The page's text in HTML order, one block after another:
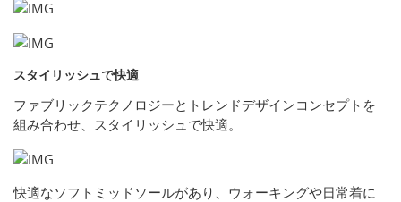
スタイリッシュで快適
ファブリックテクノロジーとトレンドデザインコンセプトを
組み合わせ、スタイリッシュで快適。
快適なソフトミッドソールがあり、ウォーキングや日常着に